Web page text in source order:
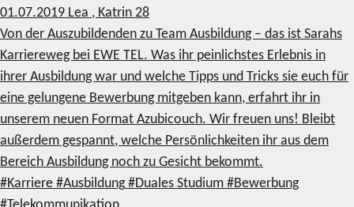
01.07.2019 Lea , Katrin 28
Von der Auszubildenden zu Team Ausbildung – das ist Sarahs
Karriereweg bei EWE TEL. Was ihr peinlichstes Erlebnis in
ihrer Ausbildung war und welche Tipps und Tricks sie euch für
eine gelungene Bewerbung mitgeben kann, erfahrt ihr in
unserem neuen Format Azubicouch. Wir freuen uns! Bleibt
außerdem gespannt, welche Persönlichkeiten ihr aus dem
Bereich Ausbildung noch zu Gesicht bekommt.
#Karriere #Ausbildung #Duales Studium #Bewerbung